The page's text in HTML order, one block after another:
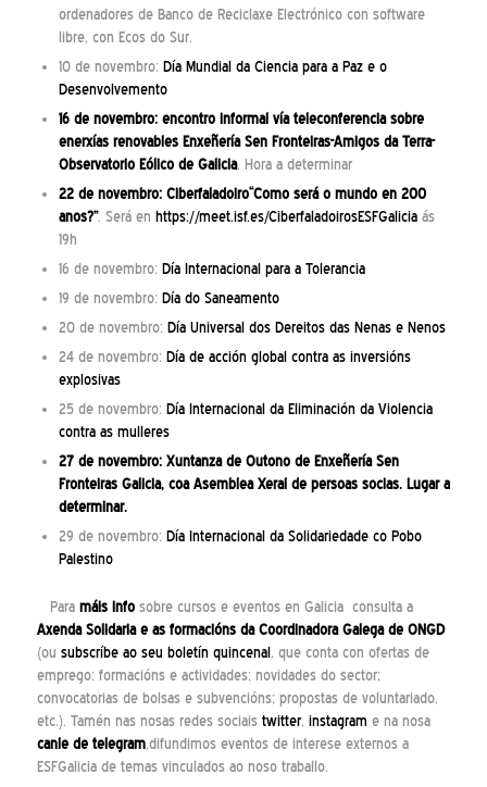
ordenadores de Banco de Reciclaxe Electrónico con software
libre, con Ecos do Sur.
10 de novembro: Día Mundial da Ciencia para a Paz e o
Desenvolvemento
16 de novembro: encontro informal vía teleconferencia sobre
enerxías renovables Enxeñería Sen Fronteiras-Amigos da Terra-
Observatorio Eólico de Galicia. Hora a determinar
22 de novembro: Ciberfaladoiro“Como será o mundo en 200
anos?”. Será en https://meet.isf.es/CiberfaladoirosESFGaliciaás
19h
16 de novembro: Día Internacional para a Tolerancia
19 de novembro: Día do Saneamento
20 de novembro: Día Universal dos Dereitos das Nenas e Nenos
24 de novembro: Día de acción global contra as inversións
explosivas
25 de novembro: Día Internacional da Eliminación da Violencia
contra as mulleres
27 de novembro: Xuntanza de Outono de Enxeñería Sen
Fronteiras Galicia, coa Asemblea Xeral de persoas socias. Lugar a
determinar.
29 de novembro: Día Internacional da Solidariedade co Pobo
Palestino
Para máis infosobre cursos e eventos en Galicia consulta a
Axenda Solidariae as formaciónsda Coordinadora Galega de ONGD
(ou subscríbe ao seu boletín quincenal , que conta con ofertas de
emprego; formacións e actividades; novidades do sector;
convocatorias de bolsas e subvencións; propostas de voluntariado,
etc.). Tamén nas nosas redes sociais twitter, instagram e na nosa
canle de telegram,difundimos eventos de interese externos a
ESFGalicia de temas vinculados ao noso traballo.